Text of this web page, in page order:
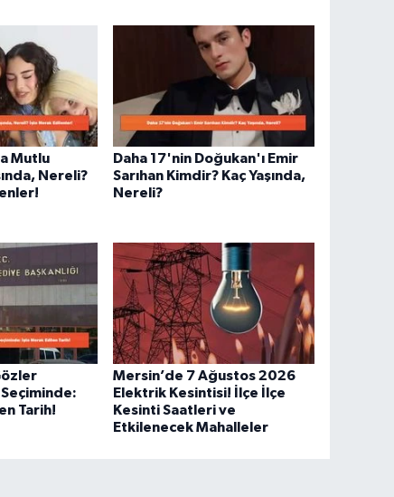
Mutlu
Nereli?
Daha 17'nin Doğukan'ı Emir
Sarıhan Kimdir? Kaç Yaşında,
Nereli?
Tarih!
Mersin’de 7 Ağustos 2026
Elektrik Kesintisi! İlçe İlçe
Kesinti Saatleri ve
Etkilenecek Mahalleler